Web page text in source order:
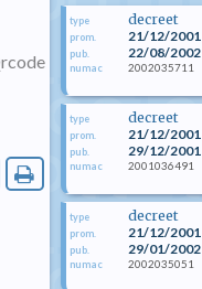
type decreet
prom. 21/12/2001
pub. 22/08/2002
numac 2002035711
type decreet
prom. 21/12/2001
pub. 29/12/2001
numac 2001036491
type decreet
prom. 21/12/2001
pub. 29/01/2002
numac 2002035051